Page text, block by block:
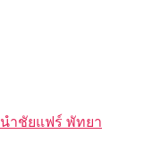
ำชัยแฟร์ พัทยา